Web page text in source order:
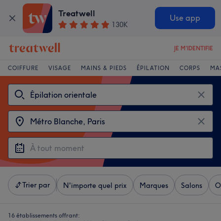
Treatwell
130K
Use app
JE M'IDENTIFIE
COIFFURE VISAGE MAINS & PIEDS ÉPILATION CORPS
Trier par N'importe quel prix Marques Salons
16 établissements offrant: